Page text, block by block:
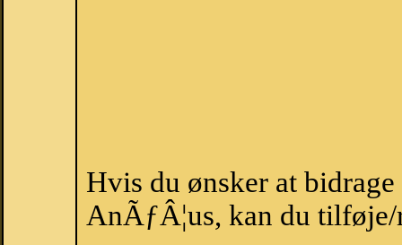
Hvis du ønsker at
AnÃƒÂ¦us, kan du